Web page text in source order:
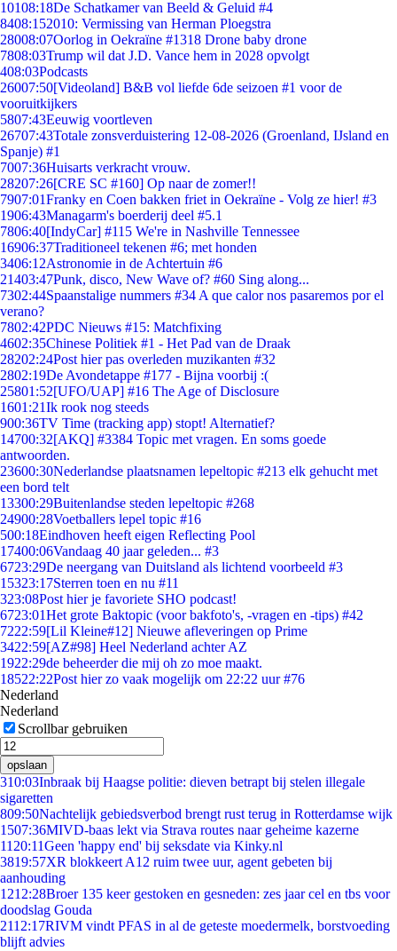
10108:18De Schatkamer van Beeld & Geluid #4
8408:152010: Vermissing van Herman Ploegstra
28008:07Oorlog in Oekraïne #1318 Drone baby drone
7808:03Trump wil dat J.D. Vance hem in 2028 opvolgt
408:03Podcasts
26007:50[Videoland] B&B vol liefde 6de seizoen #1 voor de
vooruitkijkers
5807:43Eeuwig voortleven
26707:43Totale zonsverduistering 12-08-2026 (Groenland, IJsland en
Spanje) #1
7007:36Huisarts verkracht vrouw.
28207:26[CRE SC #160] Op naar de zomer!!
7907:01Franky en Coen bakken friet in Oekraïne - Volg ze hier! #3
1906:43Managarm's boerderij deel #5.1
7806:40[IndyCar] #115 We're in Nashville Tennessee
16906:37Traditioneel tekenen #6; met honden
3406:12Astronomie in de Achtertuin #6
21403:47Punk, disco, New Wave of? #60 Sing along...
7302:44Spaanstalige nummers #34 A que calor nos pasaremos por el
verano?
7802:42PDC Nieuws #15: Matchfixing
4602:35Chinese Politiek #1 - Het Pad van de Draak
28202:24Post hier pas overleden muzikanten #32
2802:19De Avondetappe #177 - Bijna voorbij :(
25801:52[UFO/UAP] #16 The Age of Disclosure
1601:21Ik rook nog steeds
900:36TV Time (tracking app) stopt! Alternatief?
14700:32[AKQ] #3384 Topic met vragen. En soms goede
antwoorden.
23600:30Nederlandse plaatsnamen lepeltopic #213 elk gehucht met
een bord telt
13300:29Buitenlandse steden lepeltopic #268
24900:28Voetballers lepel topic #16
500:18Eindhoven heeft eigen Reflecting Pool
17400:06Vandaag 40 jaar geleden... #3
6723:29De neergang van Duitsland als lichtend voorbeeld #3
15323:17Sterren toen en nu #11
323:08Post hier je favoriete SHO podcast!
6723:01Het grote Baktopic (voor bakfoto's, -vragen en -tips) #42
7222:59[Lil Kleine#12] Nieuwe afleveringen op Prime
3422:59[AZ#98] Heel Nederland achter AZ
1922:29de beheerder die mij oh zo moe maakt.
18522:22Post hier zo vaak mogelijk om 22:22 uur #76
Nederland
Nederland
Scrollbar gebruiken
opslaan
310:03Inbraak bij Haagse politie: dieven betrapt bij stelen illegale
sigaretten
809:50Nachtelijk gebiedsverbod brengt rust terug in Rotterdamse wijk
1507:36MIVD-baas lekt via Strava routes naar geheime kazerne
11 20:11Geen 'happy end' bij seksdate via Kinky.nl
3819:57XR blokkeert A12 ruim twee uur, agent gebeten bij
aanhouding
1212:28Broer 135 keer gestoken en gesneden: zes jaar cel en tbs voor
doodslag Gouda
2112:17RIVM vindt PFAS in al de geteste moedermelk, borstvoeding
blijft advies